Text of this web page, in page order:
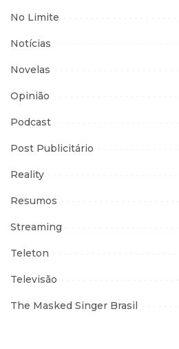
No Limite
Notícias
Novelas
Opinião
Podcast
Post Publicitário
Reality
Resumos
Streaming
Teleton
Televisão
The Masked Singer Brasil